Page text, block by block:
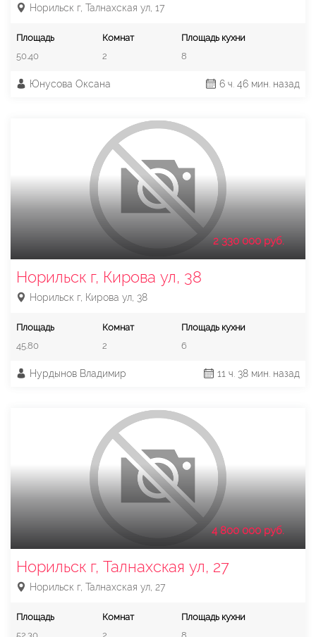
Норильск г, Талнахская ул, 17
Площадь
50.40
Комнат
2
Площадь кухни
8
Юнусова Оксана 6 ч. 46 мин. назад
2 330 000 руб.
Норильск г, Кирова ул, 38
Норильск г, Кирова ул, 38
Площадь
45.80
Комнат
2
Площадь кухни
6
Нурдынов Владимир 11 ч. 38 мин. назад
4 800 000 руб.
Норильск г, Талнахская ул, 27
Норильск г, Талнахская ул, 27
Площадь
Комнат
Площадь кухни